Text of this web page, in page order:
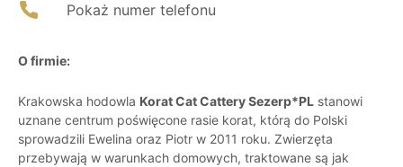
Pokaż numer telefonu
O firmie:
Krakowska hodowla Korat Cat Cattery Sezerp*PL stanowi
uznane centrum poświęcone rasie korat, którą do Polski
sprowadzili Ewelina oraz Piotr w 2011 roku. Zwierzęta
przebywają w warunkach domowych, traktowane są jak